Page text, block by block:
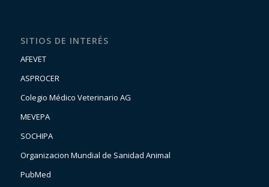
SITIOS DE INTERÉS
AFEVET
ASPROCER
Colegio Médico Veterinario AG
MEVEPA
SOCHIPA
Organizacion Mundial de Sanidad Animal
PubMed